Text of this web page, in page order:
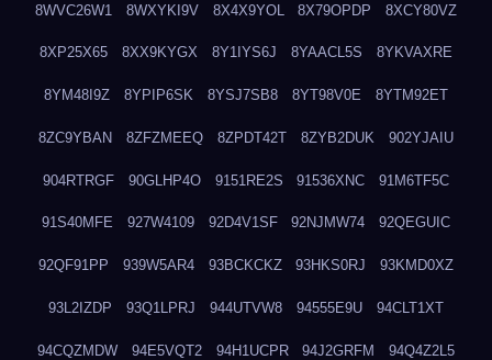
8WVC26W1 8WXYKI9V 8X4X9YOL 8X79OPDP 8XCY80VZ
8XP25X65 8XX9KYGX 8Y1IYS6J 8YAACL5S 8YKVAXRE
8YM48I9Z 8YPIP6SK 8YSJ7SB8 8YT98V0E 8YTM92ET
8ZC9YBAN 8ZFZMEEQ 8ZPDT42T 8ZYB2DUK 902YJAIU
904RTRGF 90GLHP4O 9151RE2S 91536XNC 91M6TF5C
91S40MFE 927W4109 92D4V1SF 92NJMW74 92QEGUIC
92QF91PP 939W5AR4 93BCKCKZ 93HKS0RJ 93KMD0XZ
93L2IZDP 93Q1LPRJ 944UTVW8 94555E9U 94CLT1XT
94CQZMDW 94E5VQT2 94H1UCPR 94J2GRFM 94Q4Z2L5